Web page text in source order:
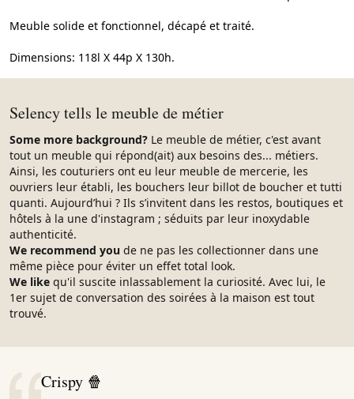
Meuble solide et fonctionnel, décapé et traité.
Dimensions: 118l X 44p X 130h.
Selency tells le meuble de métier
Some more background? Le meuble de métier, c'est avant
tout un meuble qui répond(ait) aux besoins des... métiers.
Ainsi, les couturiers ont eu leur meuble de mercerie, les
ouvriers leur établi, les bouchers leur billot de boucher et tutti
quanti. Aujourd’hui ? Ils s’invitent dans les restos, boutiques et
hôtels à la une d'instagram ; séduits par leur inoxydable
authenticité.
We recommend you de ne pas les collectionner dans une
même pièce pour éviter un effet total look.
We like qu'il suscite inlassablement la curiosité. Avec lui, le
1er sujet de conversation des soirées à la maison est tout
trouvé.
Crispy 🍿